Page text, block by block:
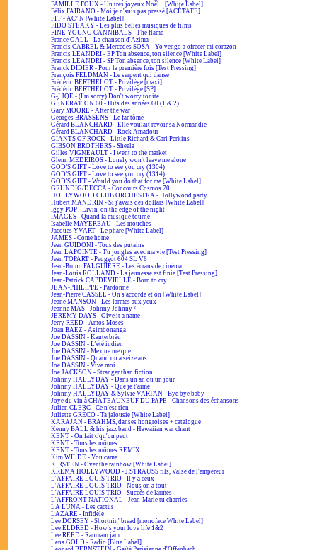
FAMILLE FOUX - Un très joyeux Noël... [White Label]
Félix FAIRANO - Moi je n'suis pas pressé [ACÉTATE]
FFF - AC² N [White Label]
FIDO STEAKY - Les plus belles musiques de films
FINE YOUNG CANNIBALS - The flame
France GALL - La chanson d'Azima
Francis CABREL & Mercedes SOSA - Yo vengo a ofrecer mi corazon
Francis LEANDRI - EP Ton absence, ton silence [White Label]
Francis LEANDRI - SP Ton absence, ton silence [White Label]
Franck DIDIER - Pour la première fois [Test Pressing]
François FELDMAN - Le serpent qui danse
Frédéric BERTHELOT - Privilège [maxi]
Frédéric BERTHELOT - Privilège [SP]
G-I JOE - (I'm sorry) Don't worry tonite
GÉNÉRATION 60 - Hits des années 60 (1 & 2)
Gary MOORE - After the war
Georges BRASSENS - Le fantôme
Gérard BLANCHARD - Elle voulait revoir sa Normandie
Gérard BLANCHARD - Rock Amadour
GIANTS OF ROCK - Little Richard & Carl Perkins
GIBSON BROTHERS - Sheela
Gilles VIGNEAULT - I went to the market
Glenn MEDEIROS - Lonely won't leave me alone
GOD'S GIFT - Love to see you cry (1304)
GOD'S GIFT - Love to see you cry (1314)
GOD'S GIFT - Would you do that for me [White Label]
GRUNDIG/DECCA - Concours Cosmos 70
HOLLYWOOD CLUB ORCHESTRA - Hollywood party
Hubert MANDRIN - Si j'avais des dollars [White Label]
Iggy POP - Livin' on the edge of the night
IMAGES - Quand la musique tourne
Isabelle MAYEREAU - Les mouches
Jacques YVART - Le phare [White Label]
JAMES - Come home
Jean GUIDONI - Tous des putains
Jean LAPOINTE - Tu jongles avec ma vie [Test Pressing]
Jean TOPART - Peugeot 604 SL V6
Jean-Bruno FALGUIÈRE - Les écrans de cinéma
Jean-Louis ROLLAND - La jeunesse est finie [Test Pressing]
Jean-Patrick CAPDEVIELLE - Born to cry
JEAN-PHILIPPE - Pardonne
Jean-Pierre CASSEL - On s'accorde et on [White Label]
Jeane MANSON - Les larmes aux yeux
Jeanne MAS - Johnny Johnny ²
JEREMY DAYS - Give it a name
Jerry REED - Amos Moses
Joan BAEZ - Asimbonanga
Joe DASSIN - Kanterbräu
Joe DASSIN - L'été indien
Joe DASSIN - Me que me que
Joe DASSIN - Quand on a seize ans
Joe DASSIN - Vive moi
Joe JACKSON - Stranger than fiction
Johnny HALLYDAY - Dans un an ou un jour
Johnny HALLYDAY - Que je t'aime
Johnny HALLYDAY & Sylvie VARTAN - Bye bye baby
Joye du vin à CHÂTEAUNEUF DU PAPE - Chansons des échansons
Julien CLERC - Ce n'est rien
Juliette GRÉCO - Ta jalousie [White Label]
KARAJAN - BRAHMS, danses hongroises + catalogue
Kenny BALL & his jazz band - Hawaiian war chant
KENT - On fait c'qu'on peut
KENT - Tous les mômes
KENT - Tous les mômes REMIX
Kim WILDE - You came
KIRSTEN - Over the rainbow [White Label]
KRÉMA HOLLYWOOD - J.STRAUSS fils, Valse de l'empereur
L'AFFAIRE LOUIS TRIO - Il y a ceux
L'AFFAIRE LOUIS TRIO - Nous on a tout
L'AFFAIRE LOUIS TRIO - Succès de larmes
L'AFFRONT NATIONAL - Jean-Marie tu charries
LA LUNA - Les cactus
LAZARE - Infidèle
Lee DORSEY - Shortnin' bread [monoface White Label]
Lee ELDRED - How's your love life 1&2
Lee REED - Ram ram jam
Lena GOLD - Radio [Blue Label]